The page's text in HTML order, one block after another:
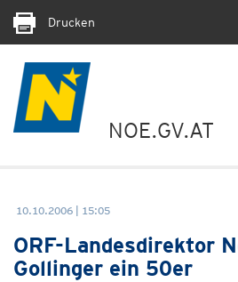
Drucken
NOE.GV.AT
10.10.2006 | 15:05
ORF-Landesdirektor
Gollinger ein 50er